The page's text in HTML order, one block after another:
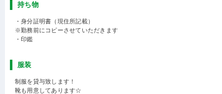
持ち物
・身分証明書（現住所記載）
※勤務前にコピーさせていただきます
・印鑑
服装
制服を貸与致します！
靴も用意してあります☆